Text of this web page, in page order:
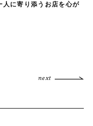
人に寄り添うお店を心が
next